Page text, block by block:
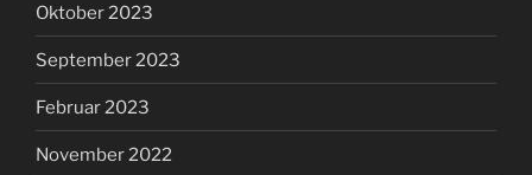
Oktober 2023
September 2023
Februar 2023
November 2022